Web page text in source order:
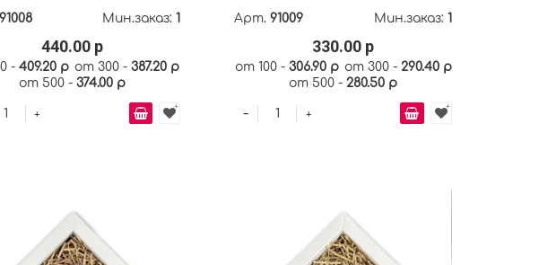
91008 Мин.заказ:1
440.00 р
- 409.20 р от 300 - 387.20 р
от 500 - 374.00 р
+
Арт.91009 Мин.заказ: 1
330.00 р
от 100 - 306.90 р от 300 - 290.40 р
от 500 - 280.50 р
+
-